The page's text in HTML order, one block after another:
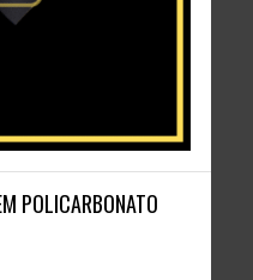
POLICARBONATO